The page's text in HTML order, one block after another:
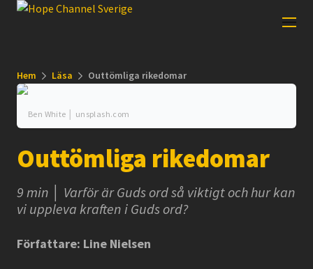
Hem Läsa Outtömliga rikedomar
Ben White │ unsplash.com
Outtömliga rikedomar
9 min │ Varför är Guds ord så viktigt och hur kan
vi uppleva kraften i Guds ord?
Författare: Line Nielsen